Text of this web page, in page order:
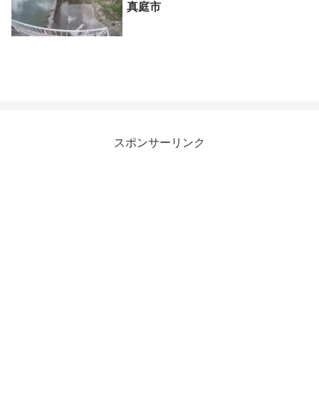
真庭市
スポンサーリンク